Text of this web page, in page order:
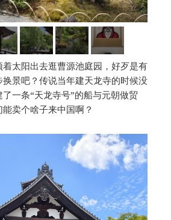
太阳出去逛曹源池庭园，好歹是有
景吧？传说当年建天龙寺的时候没
一条“天龙寺号”的船与元朝做贸
卖个啥子来中国啊？